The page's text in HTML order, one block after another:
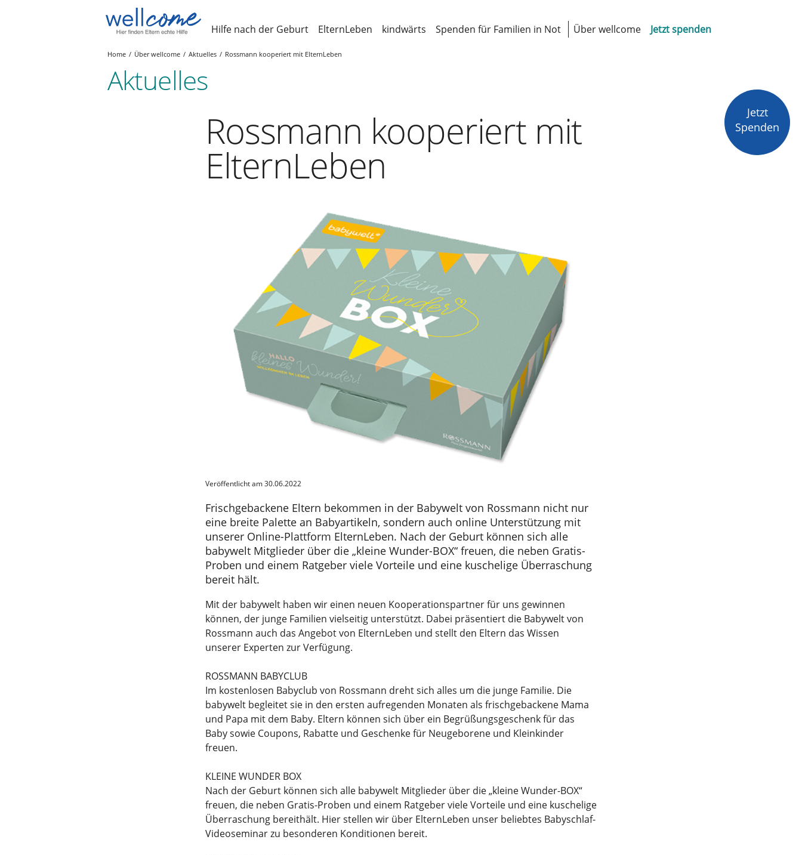
Jetzt
Spenden
Hilfe nach der Geburt ElternLeben kindwärts Spenden für Familien in Not Über wellcome Jetzt spenden
Home Über wellcome Aktuelles Rossmann kooperiert mit ElternLeben
Aktuelles
Rossmann kooperiert mit
ElternLeben
Veröffentlicht am 30.06.2022
Frischgebackene Eltern bekommen in der Babywelt von Rossmann nicht nur
eine breite Palette an Babyartikeln, sondern auch online Unterstützung mit
unserer Online-Plattform ElternLeben. Nach der Geburt können sich alle
babywelt Mitglieder über die „kleine Wunder-BOX“ freuen, die neben Gratis-
Proben und einem Ratgeber viele Vorteile und eine kuschelige Überraschung
bereit hält.
Mit der babywelt haben wir einen neuen Kooperationspartner für uns gewinnen
können, der junge Familien vielseitig unterstützt. Dabei präsentiert die Babywelt von
Rossmann auch das Angebot von ElternLeben und stellt den Eltern das Wissen
unserer Experten zur Verfügung.
ROSSMANN BABYCLUB
Im kostenlosen Babyclub von Rossmann dreht sich alles um die junge Familie. Die
babywelt begleitet sie in den ersten aufregenden Monaten als frischgebackene Mama
und Papa mit dem Baby. Eltern können sich über ein Begrüßungsgeschenk für das
Baby sowie Coupons, Rabatte und Geschenke für Neugeborene und Kleinkinder
freuen.
KLEINE WUNDER BOX
Nach der Geburt können sich alle babywelt Mitglieder über die „kleine Wunder-BOX“
freuen, die neben Gratis-Proben und einem Ratgeber viele Vorteile und eine kuschelige
Überraschung bereithält. Hier stellen wir über ElternLeben unser beliebtes Babyschlaf-
Videoseminar zu besonderen Konditionen bereit.